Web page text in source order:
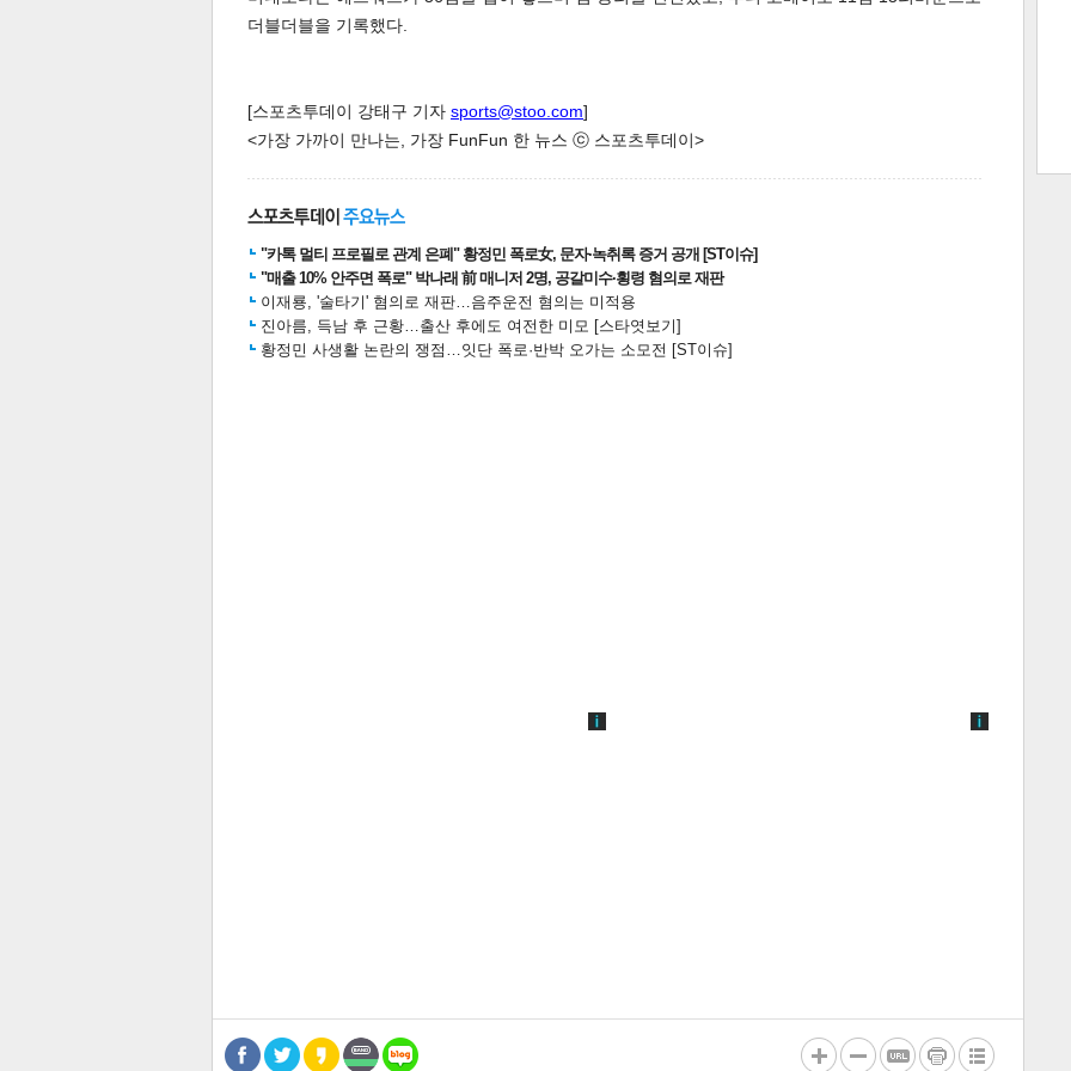
스북 터 공 공유 버블
달기
더블더블을 기록했다.
[스포츠투데이 강태구 기자 sports@stoo.com]
<가장 가까이 만나는, 가장 FunFun 한 뉴스 ⓒ 스포츠투데이>
"카톡 멀티 프로필로 관계 은폐" 황정민 폭로女, 문자·녹취록 증거 공개 [ST이슈]
"매출 10% 안주면 폭로" 박나래 前 매니저 2명, 공갈미수·횡령 혐의로 재판
이재룡, '술타기' 혐의로 재판…음주운전 혐의는 미적용
진아름, 득남 후 근황…출산 후에도 여전한 미모 [스타엿보기]
황정민 사생활 논란의 쟁점…잇단 폭로·반박 오가는 소모전 [ST이슈]